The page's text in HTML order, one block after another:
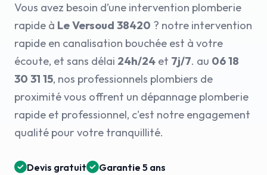
Vous avez besoin d’une intervention plomberie
rapide à Le Versoud 38420 ? notre intervention
rapide en canalisation bouchée est à votre
écoute, et sans délai 24h/24 et 7j/7. au 06 18
30 31 15, nos professionnels plombiers de
proximité vous offrent un dépannage plomberie
rapide et professionnel, c'est notre engagement
qualité pour votre tranquillité.
Devis gratuit
Garantie 5 ans